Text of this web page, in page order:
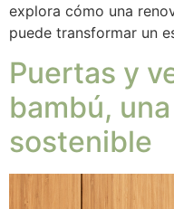
explora cómo una
puede transformar un
Puertas y
bambú,
sostenible